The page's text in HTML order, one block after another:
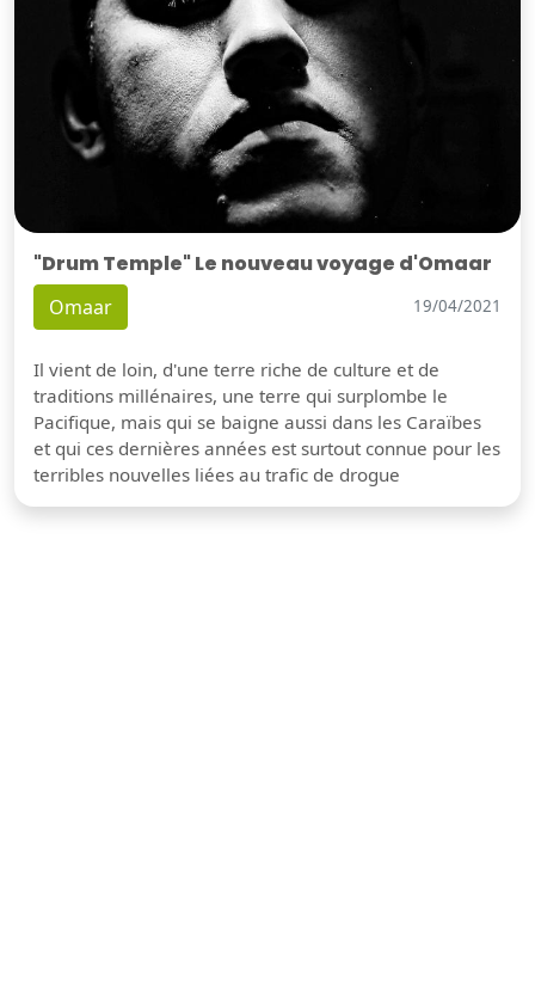
"Drum Temple" Le nouveau voyage d'Omaar
Omaar 19/04/2021
Il vient de loin, d'une terre riche de culture et de
traditions millénaires, une terre qui surplombe le
Pacifique, mais qui se baigne aussi dans les Caraïbes
et qui ces dernières années est surtout connue pour les
terribles nouvelles liées au trafic de drogue